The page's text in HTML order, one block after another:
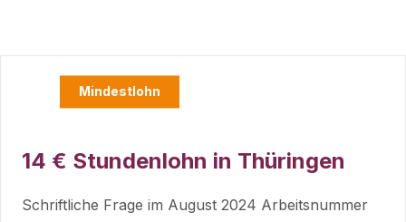
Mindestlohn
14 € Stundenlohn in Thüringen
Schriftliche Frage im August 2024 Arbeitsnummer